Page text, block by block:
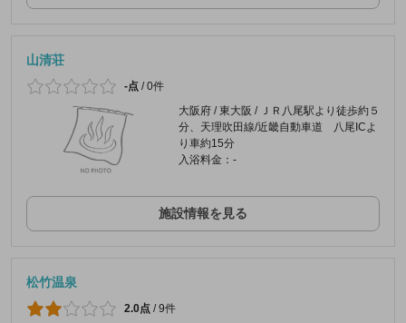
山清荘
-点 /0件
大阪府 / 東大阪 / ＪＲ八尾駅より徒歩約５
分、天理吹田線/近畿自動車道 八尾ICよ
り車約15分
入浴料金：-
施設情報を見る
松竹温泉
2.0点 /9件